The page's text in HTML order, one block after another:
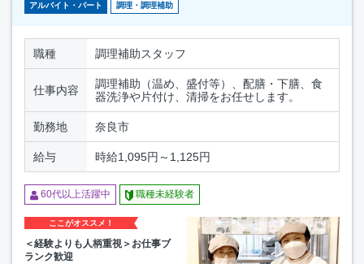
アルバイト・パート 調理・調理補助
職種 調理補助スタッフ
仕事内容
調理補助（温め、盛付等）、配膳・下膳、食
器洗浄や片付け、清掃をお任せします。
勤務地 奈良市
給与 時給1,095円～1,125円
60代以上活躍中 職種未経験者
ここがオススメ！
＜経験よりも人柄重視＞お仕事ブ
ランク歓迎